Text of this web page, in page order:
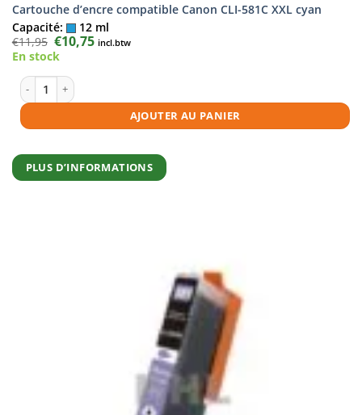
Cartouche d’encre compatible Canon CLI-581C XXL cyan
Capacité:
12 ml
€11,95 Le
prix
initial
€11,95.
€10,75Le
prix
incl.btw
En stock
quantité de Cartouche d'encre compatible Canon CLI-581C XXL cyan
AJOUTER AU PANIER
PLUS D’INFORMATIONS